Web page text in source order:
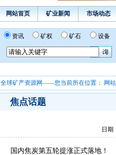
网站首页 矿业新闻 市场动态
资讯 矿权 矿石 设备
全球矿产资源网——您当前所在位置：
网
焦点话题
日期
国内焦炭第五轮提涨正式落地！